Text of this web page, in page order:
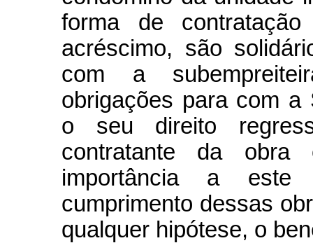
forma de
acréscimo, são
com a
obrigações para com a
o seu direito
contratante da
importância a
cumprimento dessas
qualquer hipótese, o